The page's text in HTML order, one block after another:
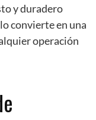
y duradero
convierte en una
operación